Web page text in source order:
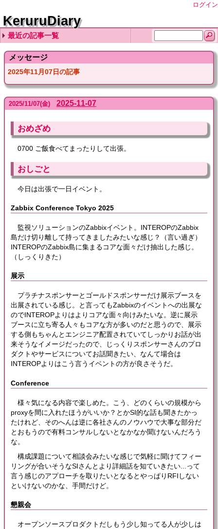
ログイン
KeruruDiary
最近の記事一覧
2026-08-06
2026-08-05
2026-08-04
2026-08-03
2026-08-02
メッセージ
2025年11月07日の記事
2025/11/07(金) 2025-11-07
おめざめ
0700 ご飯食べてまったりして出張。
おしごと
今日は出張で一日イベント。
Zabbix Conference Tokyo 2025
監視ソリューションのZabbixイベント。INTEROPのZabbix
島だけ切り離して持ってきましたみたいな感じ？（言い過ぎ）
INTEROPのZabbix島に集まるコアな面々だけ抽出した感じ。
（しっくりきた）
展示
プラチナスポンサーとゴールドスポンサーだけ展示ブースを
出展されている感じ。と言ってもZabbixのイベントへの出展な
のでINTEROPよりはよりコアな面々向けみたいな。逆に展示
ブースに立ち寄る人々もコアな方が多いのだと思うので、展示
する側もちゃんとエンジニア配置されていてしっかりお話が出
来そうなイメージだったので、じっくりスポンサーさんのプロ
ダクトやサービスについてお話聞きたい、なんて場合は
INTEROPよりはこう言うイベントの方が良さそうだ。
Conference
様々気になる内容で楽しめた。こう、どのくらいの規模から
proxyを間に入れたほうがいいか？とかSI的な話も聞きたかっ
たけれど、そのへんは逆に各社さんのノウハウで大事な部分だ
とおもうので有料コンサルしないとなかなか聞けないんだろう
な。
構成課題について相談会みたいな感じで気軽に聞けてフィー
リングが合いそうなSIさんとより詳細話を知ていきたい...って
言う感じのアプローチを取りたいとなるとやっぱりRFIしない
といけないのかな、手間だけど。
懇親会
オープンソースプロダクトだしもう少し知ってる人が少しは